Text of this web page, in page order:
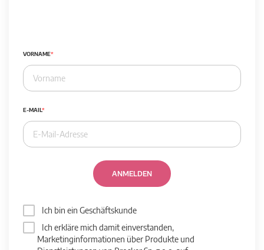
VORNAME
E-MAIL
ANMELDEN
Ich bin ein Geschäftskunde
Ich erkläre mich damit einverstanden,
Marketinginformationen über Produkte und